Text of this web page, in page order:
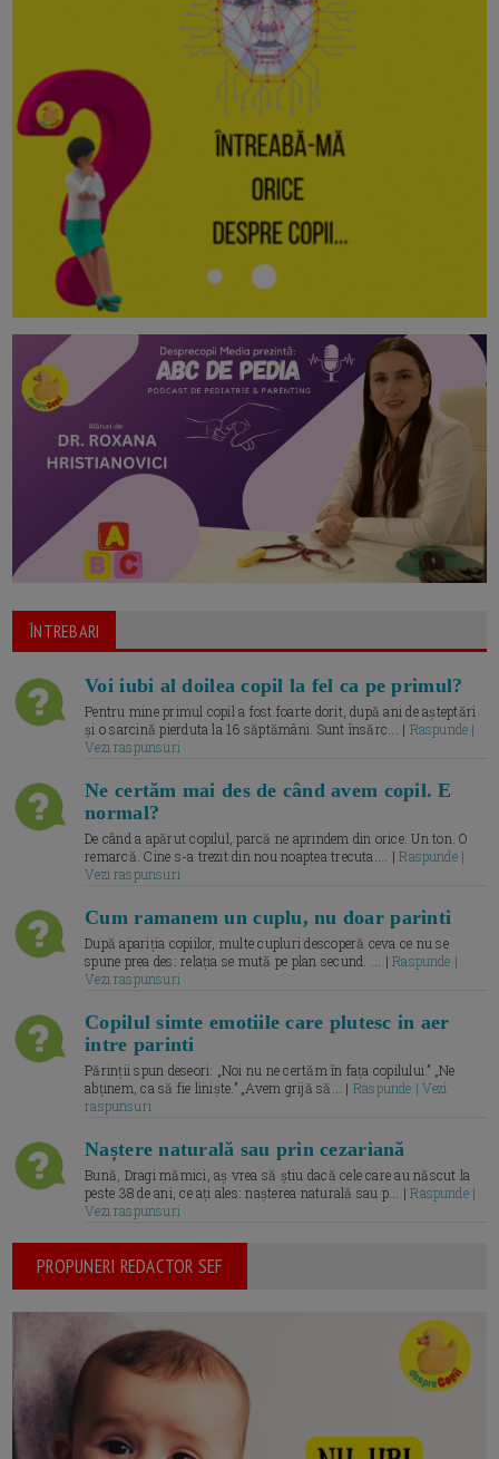
ÎNTREBARI
Voi iubi al doilea copil la fel ca pe primul?
Pentru mine primul copil a fost foarte dorit, după ani de așteptări
și o sarcină pierduta la 16 săptămâni. Sunt însărc... | Raspunde |
Vezi raspunsuri
Ne certăm mai des de când avem copil. E
normal?
De când a apărut copilul, parcă ne aprindem din orice. Un ton. O
remarcă. Cine s-a trezit din nou noaptea trecuta.... |Raspunde |
Vezi raspunsuri
Cum ramanem un cuplu, nu doar parinti
După apariția copiilor, multe cupluri descoperă ceva ce nu se
spune prea des: relația se mută pe plan secund. ... |Raspunde |
Vezi raspunsuri
Copilul simte emotiile care plutesc in aer
intre parinti
Părinții spun deseori: „Noi nu ne certăm în fața copilului.” „Ne
abținem, ca să fie liniște.” „Avem grijă să... | Raspunde | Vezi
raspunsuri
Naștere naturală sau prin cezariană
Bună, Dragi mămici, aș vrea să știu dacă cele care au născut la
peste 38 de ani, ce ați ales: nașterea naturală sau p... |Raspunde |
Vezi raspunsuri
PROPUNERI REDACTOR SEF